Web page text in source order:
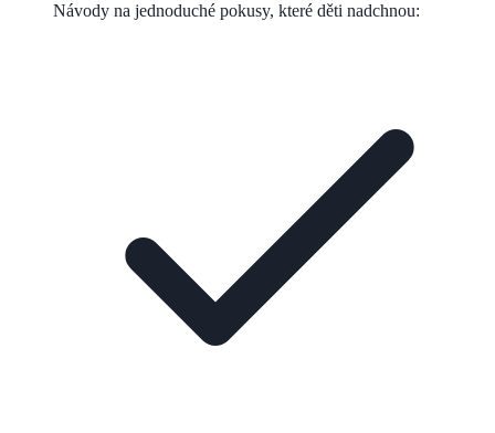
Návody na jednoduché pokusy, které děti nadchnou: